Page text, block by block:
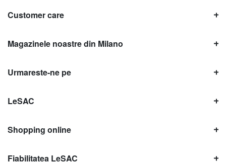
Customer care
Magazinele noastre din Milano
Urmareste-ne pe
LeSAC
Shopping online
Fiabilitatea LeSAC